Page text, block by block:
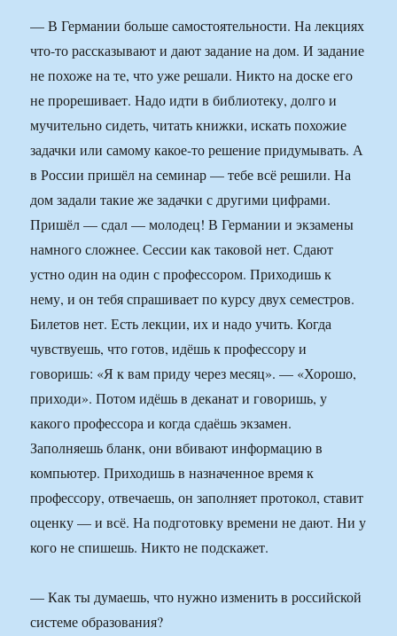
— В Германии больше самостоятельности. На лекциях
что-то рассказывают и дают задание на дом. И задание
не похоже на те, что уже решали. Никто на доске его
не прорешивает. Надо идти в библиотеку, долго и
мучительно сидеть, читать книжки, искать похожие
задачки или самому какое-то решение придумывать. А
в России пришёл на семинар — тебе всё решили. На
дом задали такие же задачки с другими цифрами.
Пришёл — сдал — молодец! В Германии и экзамены
намного сложнее. Сессии как таковой нет. Сдают
устно один на один с профессором. Приходишь к
нему, и он тебя спрашивает по курсу двух семестров.
Билетов нет. Есть лекции, их и надо учить. Когда
чувствуешь, что готов, идёшь к профессору и
говоришь: «Я к вам приду через месяц». — «Хорошо,
приходи». Потом идёшь в деканат и говоришь, у
какого профессора и когда сдаёшь экзамен.
Заполняешь бланк, они вбивают информацию в
компьютер. Приходишь в назначенное время к
профессору, отвечаешь, он заполняет протокол, ставит
оценку — и всё. На подготовку времени не дают. Ни у
кого не спишешь. Никто не подскажет.
— Как ты думаешь, что нужно изменить в российской
системе образования?